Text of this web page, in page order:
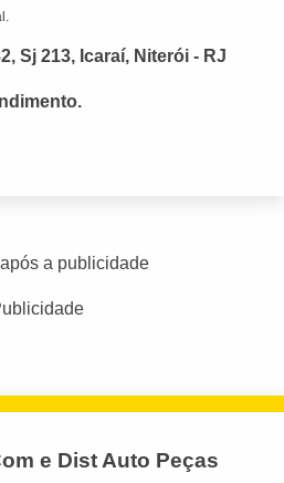
Sj 213, Icaraí, Niterói - RJ
a publicidade
e Dist Auto Peças